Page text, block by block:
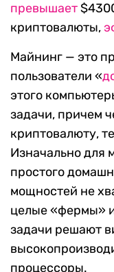
превышает
криптовалюты,
Майнинг — это
пользователи «
этого
задачи, причем
криптовалюту,
Изначально для
простого
мощностей не
целые «фермы»
задачи решают
процессоры.